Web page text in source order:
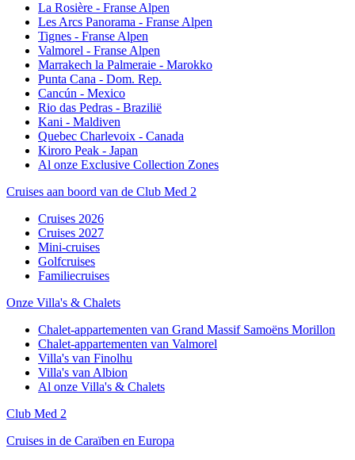
La Rosière - Franse Alpen
Les Arcs Panorama - Franse Alpen
Tignes - Franse Alpen
Valmorel - Franse Alpen
Marrakech la Palmeraie - Marokko
Punta Cana - Dom. Rep.
Cancún - Mexico
Rio das Pedras - Brazilië
Kani - Maldiven
Quebec Charlevoix - Canada
Kiroro Peak - Japan
Al onze Exclusive Collection Zones
Cruises aan boord van de Club Med 2
Cruises 2026
Cruises 2027
Mini-cruises
Golfcruises
Familiecruises
Onze Villa's & Chalets
Chalet-appartementen van Grand Massif Samoëns Morillon
Chalet-appartementen van Valmorel
Villa's van Finolhu
Villa's van Albion
Al onze Villa's & Chalets
Club Med 2
Cruises in de Caraïben en Europa